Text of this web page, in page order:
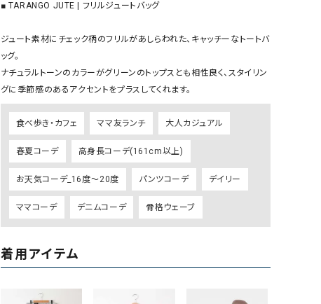
ツ）
blue willow（ブルーウィロー）
ルスター）
Champion（チャンピオン） RED CARD（レッドカード）
DENIM DUNGAREE（デニムダンガリー） SO（エスオー）
FLAVOR TEE（フレーバーティー） squady by graphite（スカ
■ TARANGO JUTE | フリルジュートバッグ
ジュート素材にチェック柄のフリルがあしらわれた、キャッチーなトートバ
ッグ。
ナチュラルトーンのカラーがグリーンのトップスとも相性良く、スタイリン
グに季節感のあるアクセントをプラスしてくれます。
食べ歩き・カフェ ママ友ランチ 大人カジュアル
春夏コーデ 高身長コーデ(161cm以上)
お天気コーデ_16度～20度 パンツコーデ デイリー
ママコーデ デニムコーデ 骨格ウェーブ
着用アイテム